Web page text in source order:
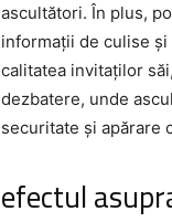
ascultători. În plus,
informații de culise
calitatea invitaților
dezbatere, unde
securitate și apărare
efectul